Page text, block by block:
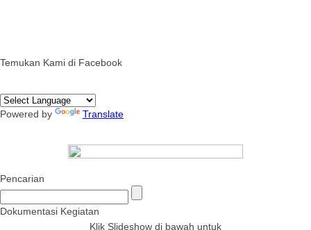
Temukan Kami di Facebook
Powered by Translate
Pencarian
Dokumentasi Kegiatan
Klik Slideshow di bawah untuk